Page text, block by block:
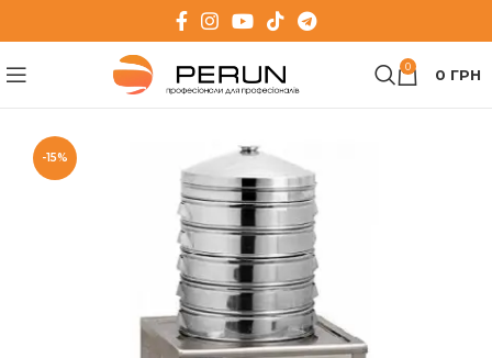
0 0 ГРН
-15%